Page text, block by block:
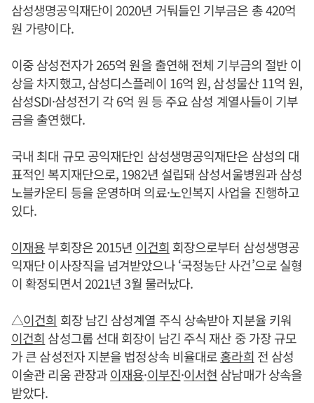
삼성생명공익재단이 2020년 거둬들인 기부금은 총 420억
원 가량이다.
이중 삼성전자가 265억 원을 출연해 전체 기부금의 절반 이
상을 차지했고, 삼성디스플레이 16억 원, 삼성물산 11억 원,
삼성SDI·삼성전기 각 6억 원 등 주요 삼성 계열사들이 기부
금을 출연했다.
국내 최대 규모 공익재단인 삼성생명공익재단은 삼성의 대
표적인 복지재단으로, 1982년 설립돼 삼성서울병원과 삼성
노블카운티 등을 운영하며 의료·노인복지 사업을 진행하고
있다.
이재용부회장은 2015년 이건희 회장으로부터 삼성생명공
익재단 이사장직을 넘겨받았으나 ‘국정농단 사건’으로 실형
이 확정되면서 2021년 3월 물러났다.
△이건희 회장 남긴 삼성계열 주식 상속받아 지분율 키워
이건희 삼성그룹 선대 회장이 남긴 주식 재산 중 가장 규모
가 큰 삼성전자 지분을 법정상속 비율대로홍라희 전 삼성
이술관 리움 관장과이재용·이부진·이서현 삼남매가 상속을
받았다.